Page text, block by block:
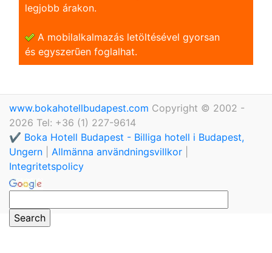
legjobb árakon.
A mobilalkalmazás letöltésével gyorsan
és egyszerũen foglalhat.
www.bokahotellbudapest.com Copyright © 2002 -
2026 Tel: +36 (1) 227-9614
✔️ Boka Hotell Budapest - Billiga hotell i Budapest,
Ungern
Allmänna användningsvillkor
Integritetspolicy